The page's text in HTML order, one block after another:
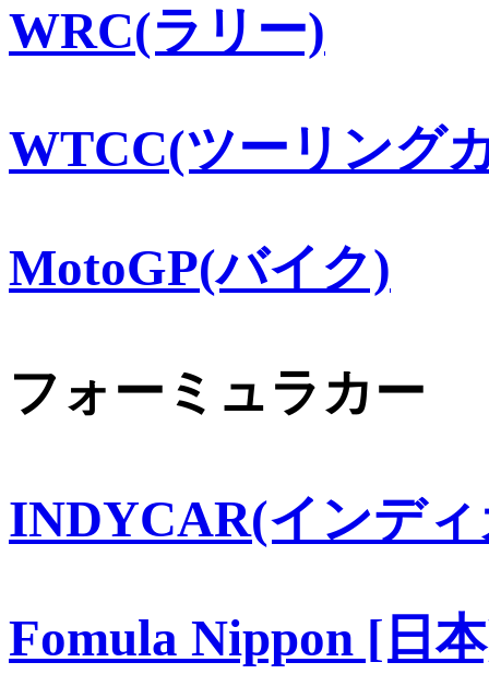
WRC(ラリー)
WTCC(ツーリング
MotoGP(バイク)
フォーミュラカー
INDYCAR(インデ
Fomula Nippon [日